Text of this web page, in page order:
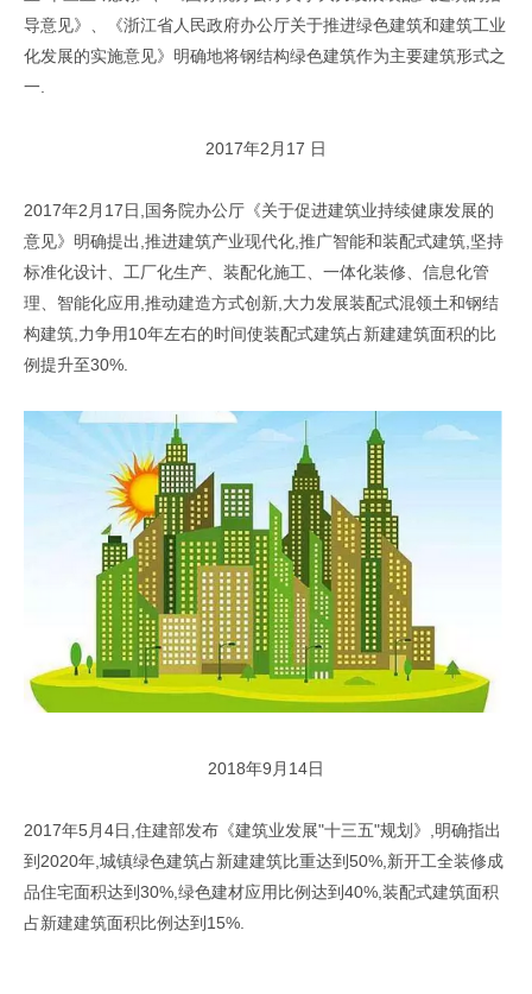
导意见》、《浙江省人民政府办公厅关于推进绿色建筑和建筑工业
化发展的实施意见》明确地将钢结构绿色建筑作为主要建筑形式之
一.
2017年2月17 日
2017年2月17日,国务院办公厅《关于促进建筑业持续健康发展的
意见》明确提出,推进建筑产业现代化,推广智能和装配式建筑,坚持
标准化设计、工厂化生产、装配化施工、一体化装修、信息化管
理、智能化应用,推动建造方式创新,大力发展装配式混领土和钢结
构建筑,力争用10年左右的时间使装配式建筑占新建建筑面积的比
例提升至30%.
2018年9月14日
2017年5月4日,住建部发布《建筑业发展"十三五"规划》,明确指出
到2020年,城镇绿色建筑占新建建筑比重达到50%,新开工全装修成
品住宅面积达到30%,绿色建材应用比例达到40%,装配式建筑面积
占新建建筑面积比例达到15%.